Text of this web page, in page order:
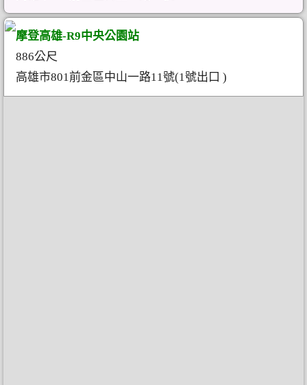
摩登高雄-R9中央公園站
886公尺
高雄市801前金區中山一路11號(1號出口 )